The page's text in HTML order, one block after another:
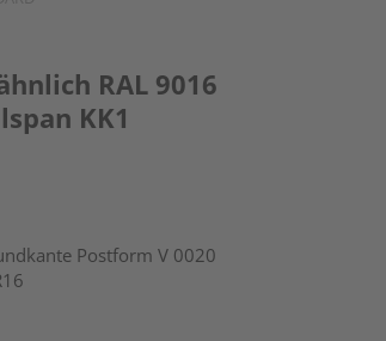
RAL 9016
KK1
Postform V 0020